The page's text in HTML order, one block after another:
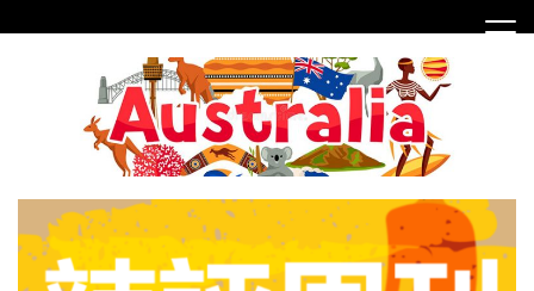
to